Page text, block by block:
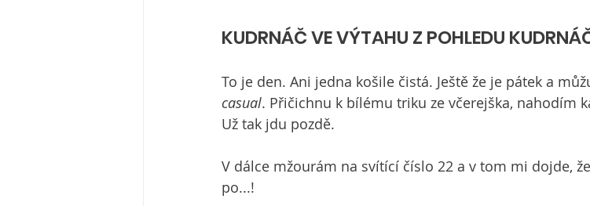
KUDRNÁČ VE VÝTAHU Z POHLEDU
To je den. Ani jedna košile čistá. Ještě že je pátek a
casual. Přičichnu k bílému triku ze včerejška, nahodím
Už tak jdu pozdě.
V dálce mžourám na svítící číslo 22 a v tom mi dojde,
po...!